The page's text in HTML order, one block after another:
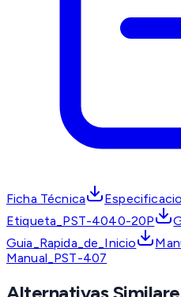
Ficha Técnica
Etiqueta_PST-4040-20P
Guia_Rapida_de_Inicio
Manual_PST-407